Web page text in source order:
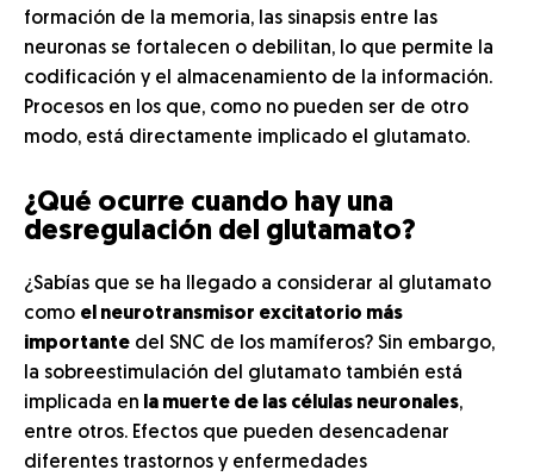
formación de la memoria, las sinapsis entre las
neuronas se fortalecen o debilitan, lo que permite la
codificación y el almacenamiento de la información.
Procesos en los que, como no pueden ser de otro
modo, está directamente implicado el glutamato.
¿Qué ocurre cuando hay una
desregulación del glutamato?
¿Sabías que se ha llegado a considerar al glutamato
como el neurotransmisor excitatorio más
importante del SNC de los mamíferos? Sin embargo,
la sobreestimulación del glutamato también está
implicada en la muerte de las células neuronales,
entre otros. Efectos que pueden desencadenar
diferentes trastornos y enfermedades